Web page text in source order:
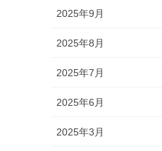
2025年9月
2025年8月
2025年7月
2025年6月
2025年3月